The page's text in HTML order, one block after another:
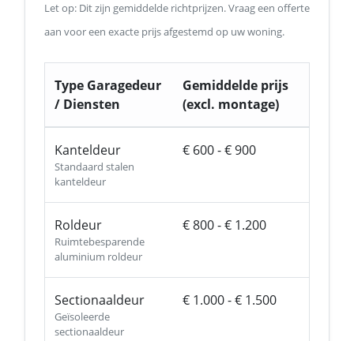
Let op: Dit zijn gemiddelde richtprijzen. Vraag een offerte
aan voor een exacte prijs afgestemd op uw woning.
Type Garagedeur
/ Diensten
Gemiddelde prijs
(excl. montage)
Kanteldeur
Standaard stalen
kanteldeur
€ 600 - € 900
Roldeur
Ruimtebesparende
aluminium roldeur
€ 800 - € 1.200
Sectionaaldeur
Geïsoleerde
sectionaaldeur
€ 1.000 - € 1.500